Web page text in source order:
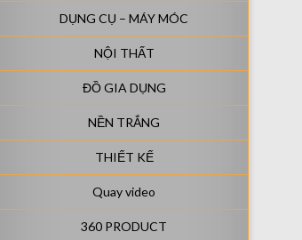
DỤNG CỤ – MÁY MÓC
NỘI THẤT
ĐỒ GIA DỤNG
NỀN TRẮNG
THIẾT KẾ
Quay video
360 PRODUCT